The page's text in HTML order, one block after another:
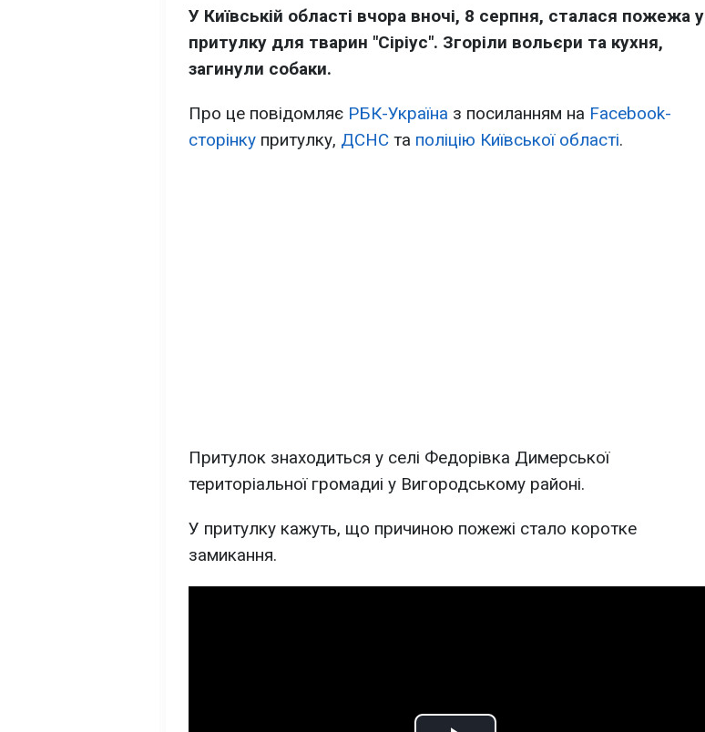
У Київській області вчора вночі, 8 серпня, сталася пожежа у
притулку для тварин "Сіріус". Згоріли вольєри та кухня,
загинули собаки.
Про це повідомляє РБК-Україна з посиланням на Facebook-
сторінку притулку, ДСНС та поліцію Київської області.
Притулок знаходиться у селі Федорівка Димерської
територіальної громадиі у Вигородському районі.
У притулку кажуть, що причиною пожежі стало коротке
замикання.